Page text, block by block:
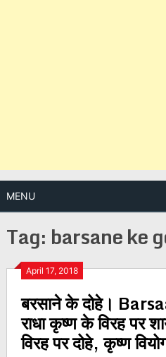
MENU
Tag: barsane ke
April 17, 2018
बरसाने के दोहे।
राधा कृष्ण के विरह पर
विरह पर दोहे, कृष्ण
Posts
navigation